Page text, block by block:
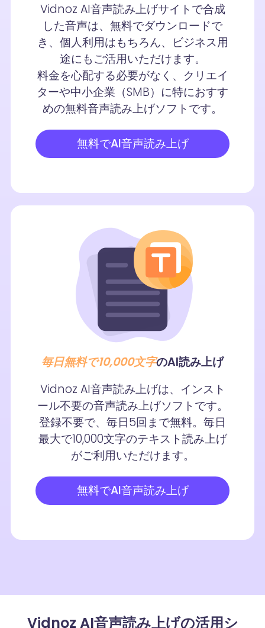
Vidnoz AI音声読み上げサイトで合成
した音声は、無料でダウンロードで
き、個人利用はもちろん、ビジネス用
途にもご活用いただけます。
料金を心配する必要がなく、クリエイ
ターや中小企業（SMB）に特におすす
めの無料音声読み上げソフトです。
無料でAI音声読み上げ
毎日無料で10,000文字のAI読み上げ
Vidnoz AI音声読み上げは、インスト
ール不要の音声読み上げソフトです。
登録不要で、毎日5回まで無料。毎日
最大で10,000文字のテキスト読み上げ
がご利用いただけます。
無料でAI音声読み上げ
Vidnoz AI音声読み上げの活用シ